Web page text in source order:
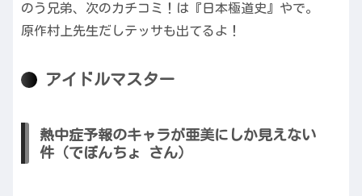
のう兄弟、次のカチコミ！は『日本極道史』やで。
原作村上先生だしテッサも出てるよ！
アイドルマスター
熱中症予報のキャラが亜美にしか見えない
件（でぼんちょ さん）